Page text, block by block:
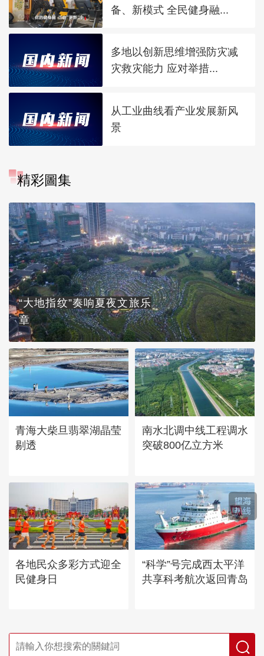
备、新模式 全民健身融...
多地以创新思维增强防灾减
灾救灾能力 应对举措...
从工业曲线看产业发展新风
景
精彩圖集
“大地指纹”奏响夏夜文旅乐
章
青海大柴旦翡翠湖晶莹
剔透
南水北调中线工程调水
突破800亿立方米
各地民众多彩方式迎全
民健身日
“科学”号完成西太平洋
共享科考航次返回青岛